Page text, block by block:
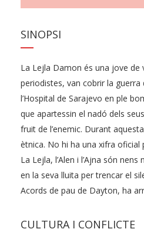
SINOPSI
La Lejla Damon és una jove de
periodistes, van cobrir la
l’Hospital de Sarajevo en ple
que apartessin el nadó dels
fruit de l’enemic. Durant
ètnica. No hi ha una xifra oficial
La Lejla, l’Alen i l’Ajna són
en la seva lluita per trencar el
Acords de pau de Dayton, ha
CULTURA I CONFLICTE